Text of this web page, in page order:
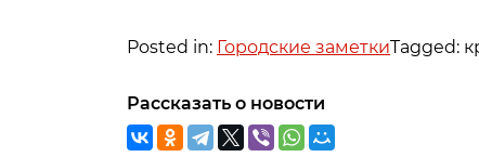
Posted in: Городские заметкиTagged:
Рассказать о новости